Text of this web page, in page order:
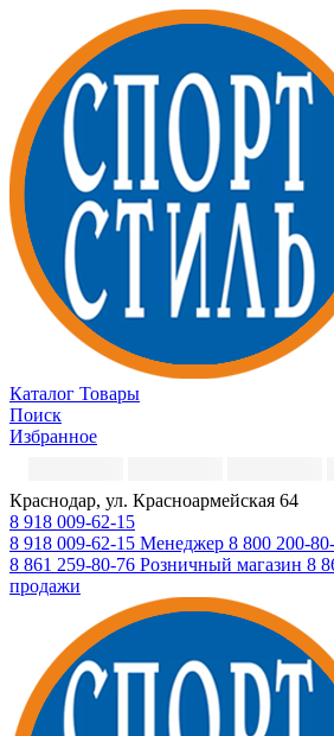
Каталог Товары
Поиск
Избранное
Краснодар, ул. Красноармейская 64
8 918 009-62-15
8 918 009-62-15 Менеджер 8 800 200-
8 861 259-80-76 Розничный магазин 8
продажи